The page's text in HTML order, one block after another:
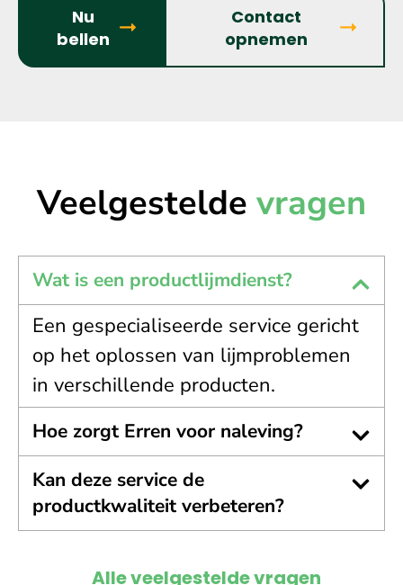
Nu
bellen
Contact
opnemen
Veelgestelde vragen
Wat is een productlijmdienst?
Een gespecialiseerde service gericht
op het oplossen van lijmproblemen
in verschillende producten.
Hoe zorgt Erren voor naleving?
Kan deze service de
productkwaliteit verbeteren?
Alle veelgestelde vragen